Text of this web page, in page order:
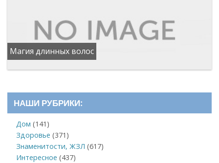
Магия длинных волос
НАШИ РУБРИКИ:
Дом (141)
Здоровье (371)
Знаменитости, ЖЗЛ (617)
Интересное (437)